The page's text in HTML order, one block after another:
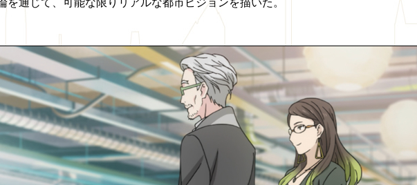
を通じて、可能な限りリアルな都市ビジョンを描いた。